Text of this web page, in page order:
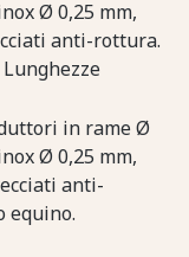
Ø 0,25 mm,
anti-rottura.
in rame Ø
Ø 0,25 mm,
anti-
equino.